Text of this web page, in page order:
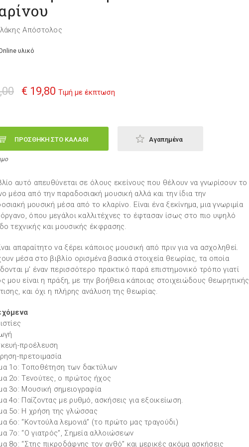
Απόστολος
υλικό
€ 19,80 Τιμή με έκπτωση
ΠΡΟΣΘΗΚΗ ΣΤΟ ΚΑΛΑΘΙ Αγαπημένα
αυτό απευθύνεται σε όλους εκείνους που θέλουν να γνωρίσουν το
μέσα από την παραδοσιακή μουσική αλλά και την ίδια την
μουσική μέσα από το κλαρίνο. Είναι ένα ξεκίνημα, μια γνωριμία
όπου μεγάλοι καλλιτέχνες το έφτασαν ίσως στο πιο υψηλό
τεχνικής και μουσικής έκφρασης.
απαραίτητο να ξέρει κάποιος μουσική από πριν για να ασχοληθεί.
μέσα στο βιβλίο ορισμένα βασικά στοιχεία θεωρίας, τα οποία
μ' έναν περισσότερο πρακτικό παρά επιστημονικό τρόπο γιατί
μου είναι η πράξη, με την βοήθεια κάποιας στοιχειώδους θεωρητικής
και όχι η πλήρης ανάλυση της θεωρίας.
προέλευση
πρετοιμασία
1ο: Τοποθέτηση των δακτύλων
2ο: Τενούτες, ο πρώτος ήχος
3ο: Μουσική σημειογραφία
4ο: Παίζοντας με ρυθμό, ασκήσεις για εξοικείωση.
5ο: Η χρήση της γλώσσας
6ο: “Κοντούλα λεμονιά” (το πρώτο μας τραγούδι)
7ο: “Ο γιατρός”, Σημεία αλλοιώσεων
8ο: “Στης πικροδάφνης τον ανθό” και μερικές ακόμα ασκήσεις